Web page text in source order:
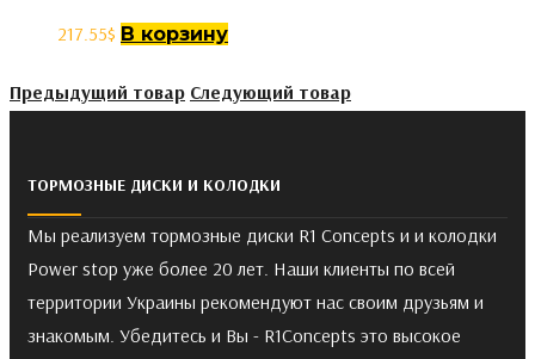
217.55$ В корзину
Предыдущий товар Следующий товар
ТОРМОЗНЫЕ ДИСКИ И КОЛОДКИ
Мы реализуем тормозные диски R1 Concepts и и колодки
Power stop уже более 20 лет. Наши клиенты по всей
территории Украины рекомендуют нас своим друзьям и
знакомым. Убедитесь и Вы - R1Concepts это высокое